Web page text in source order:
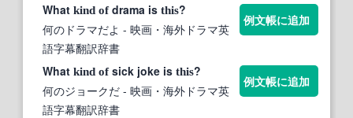
What kind ofdrama is this?
何のドラマだよ - 映画・海外ドラマ英
語字幕翻訳辞書
例文帳に追加
What kind ofsick joke is this?
何のジョークだ - 映画・海外ドラマ英
語字幕翻訳辞書
例文帳に追加